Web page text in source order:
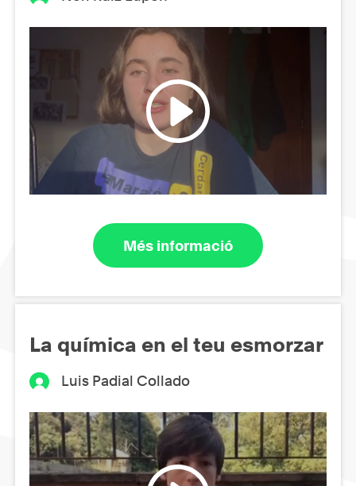
Més informació
La química en el teu esmorzar
Luis Padial Collado